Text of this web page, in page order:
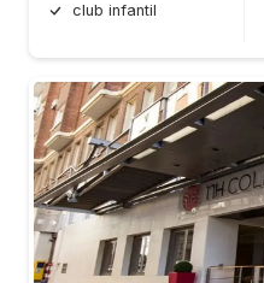
club infantil